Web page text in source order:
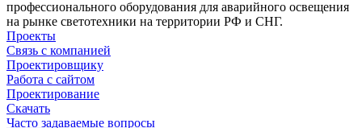
профессионального оборудования для аварийного освещения
на рынке светотехники на территории РФ и СНГ.
Проекты
Связь с компанией
Проектировщику
Работа с сайтом
Проектирование
Скачать
Часто задаваемые вопросы